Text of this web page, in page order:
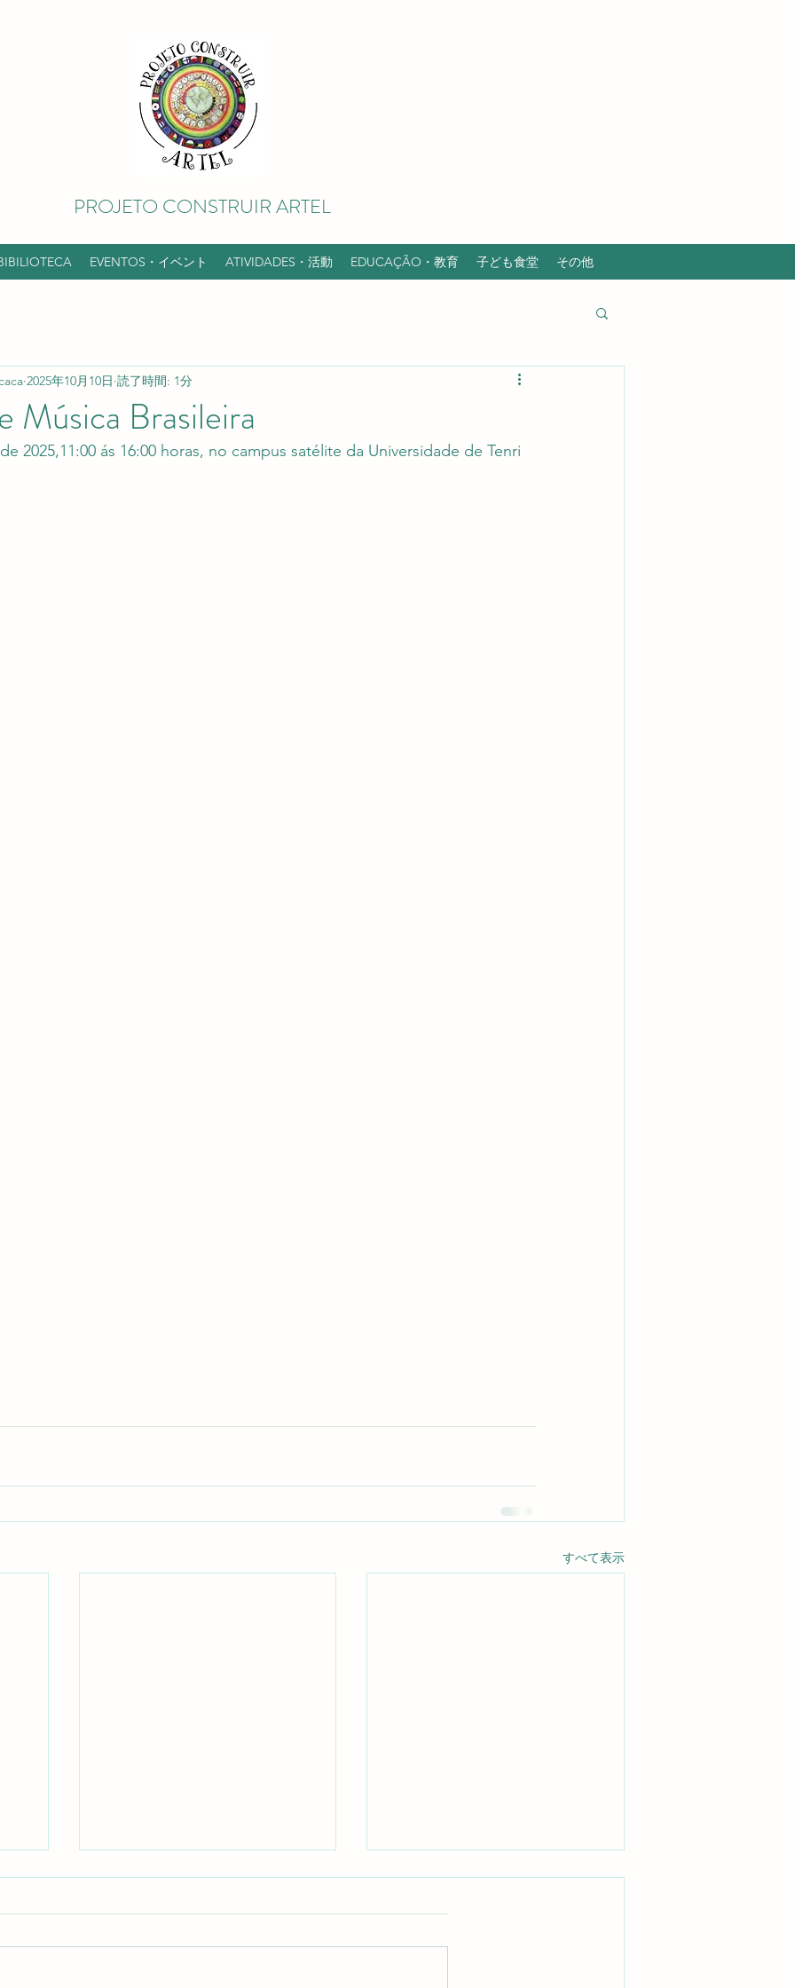
PROJETO CONSTRUIR ARTEL
EVENTOS・イベント ATIVIDADES・活動 EDUCAÇÃO・教育 子ども食堂 その他
Música Brasileira
2025年10月10日 読了時間: 1分
2025,11:00 ás 16:00 horas, no campus satélite da Universidade de Tenri
すべて表示